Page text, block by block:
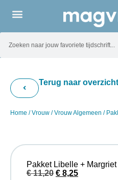
Terug naar overzicht
Home /Vrouw /Vrouw Algemeen /
Pakket Libelle +
€11,20 € 8,25